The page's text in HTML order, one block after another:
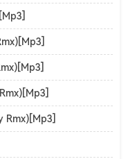
Rmx)[Mp3]